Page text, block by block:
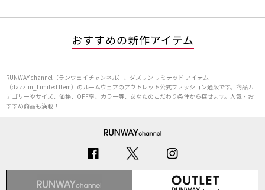
おすすめの新作アイテム
RUNWAY channel（ランウェイチャンネル）、ダズリン リミテッド アイテム
（dazzlin_Limited Item）のルームウェアのアウトレット公式ファッション通販です。商品カ
テゴリーやサイズ、価格、OFF率、カラー等、あなたのこだわり条件から探せます。人気・お
すすめ商品も満載！